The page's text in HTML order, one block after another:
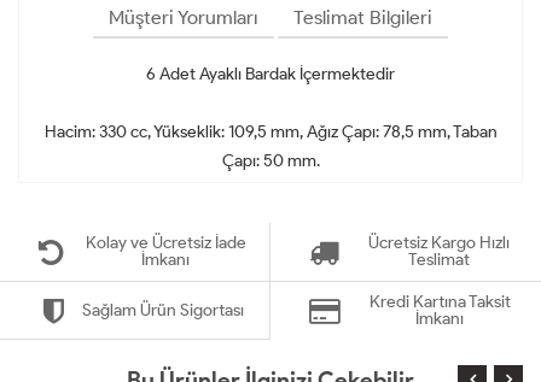
Müşteri Yorumları Teslimat Bilgileri
6 Adet Ayaklı Bardak İçermektedir
Hacim: 330 cc, Yükseklik: 109,5 mm, Ağız Çapı: 78,5 mm, Taban
Çapı: 50 mm.
Kolay ve Ücretsiz İade
İmkanı
Ücretsiz Kargo Hızlı
Teslimat
Sağlam Ürün Sigortası
Kredi Kartına Taksit
İmkanı